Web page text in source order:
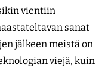
vientiin
sanat
jälkeen meistä on
viejä, kuin